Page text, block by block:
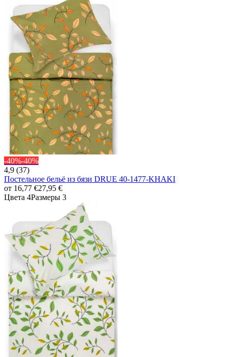
-40%-40%
4,9 (37)
Постельное бельё из бязи DRUE 40-1477-KHAKI
от 16,77 €27,95 €
Цвета 4Размеры 3